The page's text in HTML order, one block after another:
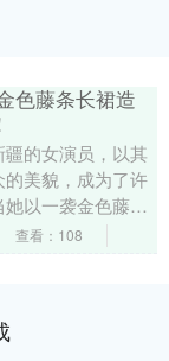
色藤条长裙造
的女演员，以其
美貌，成为了许
以一袭金色藤条
是令人难以忘
查看：108